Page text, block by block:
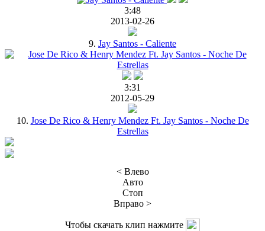
3:48
2013-02-26
9. Jay Santos - Caliente
3:31
2012-05-29
10. Jose De Rico & Henry Mendez Ft. Jay Santos - Noche De
Estrellas
< Влево
Авто
Стоп
Вправо >
Чтобы скачать клип нажмите